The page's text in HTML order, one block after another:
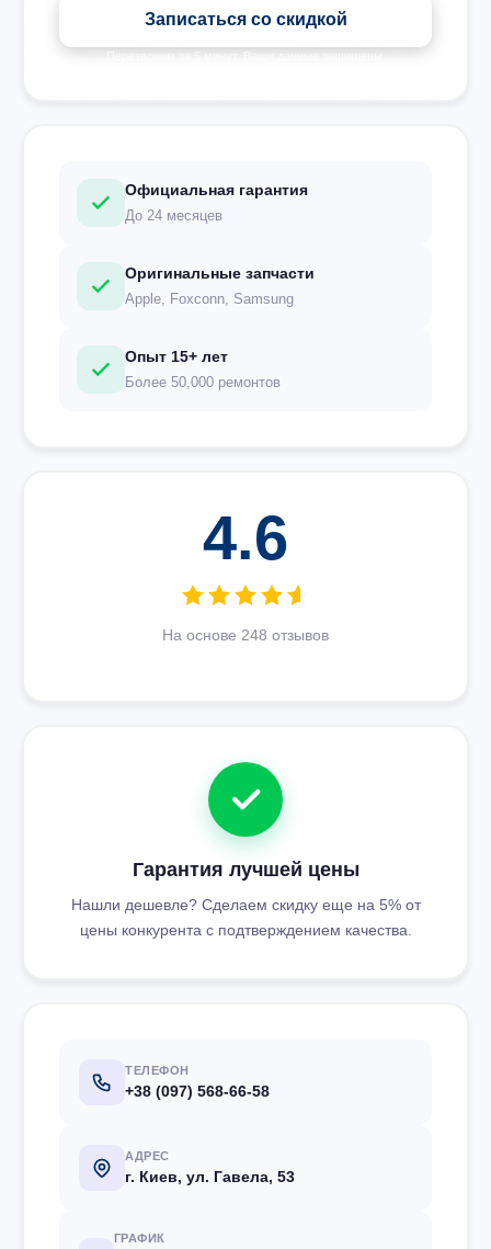
Записаться со скидкой
Официальная гарантия
До 24 месяцев
Оригинальные запчасти
Apple, Foxconn, Samsung
Опыт 15+ лет
Более 50,000 ремонтов
4.6
На основе 248 отзывов
Гарантия лучшей цены
Нашли дешевле? Сделаем скидку еще на 5% от
цены конкурента с подтверждением качества.
ТЕЛЕФОН
+38 (097) 568-66-58
АДРЕС
г. Киев, ул. Гавела, 53
ГРАФИК